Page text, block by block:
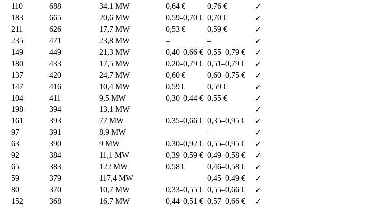
110 688 34,1 MW 0,64 € 0,76 €
✓
183 665 20,6 MW 0,59–0,70 € 0,70 €
✓
211 626 17,7 MW 0,53 € 0,59 €
✓
235 471 23,8 MW – –
✓
149 449 21,3 MW 0,40–0,66 € 0,55–0,79 €
✓
180 433 17,5 MW 0,20–0,79 € 0,51–0,79 €
✓
137 420 24,7 MW 0,60 € 0,60–0,75 €
✓
147 416 10,4 MW 0,59 € 0,59 €
✓
104 411 9,5 MW 0,30–0,44 € 0,55 €
✓
198 394 13,1 MW – –
✓
161 393 77 MW 0,35–0,66 € 0,35–0,95 €
✓
97 391 8,9 MW – –
✓
63 390 9 MW 0,30–0,92 € 0,55–0,95 €
✓
92 384 11,1 MW 0,39–0,59 € 0,49–0,58 €
✓
65 383 122 MW 0,58 € 0,46–0,58 €
✓
59 379 117,4 MW – 0,45–0,49 €
✓
80 370 10,7 MW 0,33–0,55 € 0,55–0,66 €
✓
152 368 16,7 MW 0,44–0,51 € 0,57–0,66 €
✓